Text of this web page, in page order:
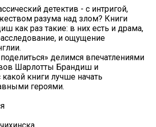
детектив - с интригой,
разума над злом? Книги
как раз такие: в них есть и драма,
и ощущение
делимся впечатлениями
Шарлотты Брандиш и
книги лучше начать
героями.